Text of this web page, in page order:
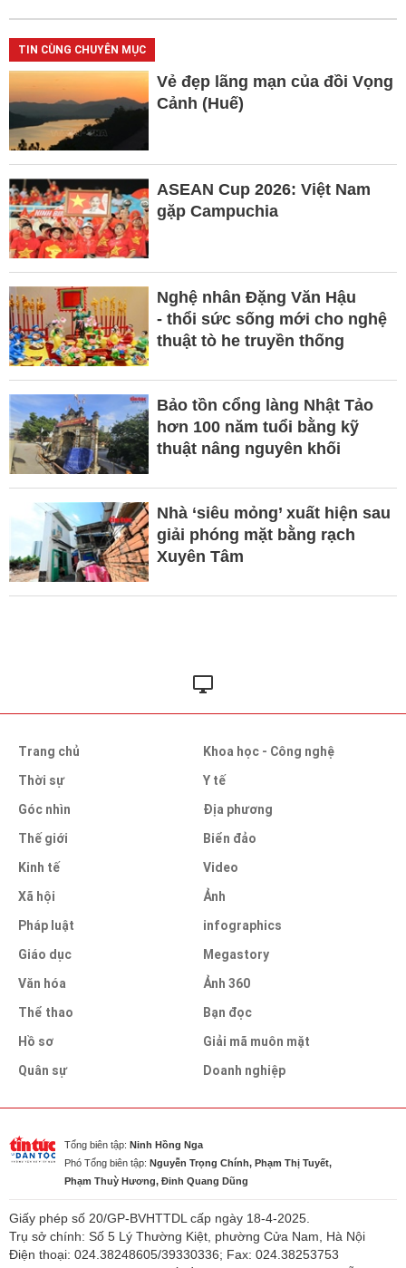
TIN CÙNG CHUYÊN MỤC
Vẻ đẹp lãng mạn của đồi Vọng
Cảnh (Huế)
ASEAN Cup 2026: Việt Nam
gặp Campuchia
Nghệ nhân Đặng Văn Hậu
- thổi sức sống mới cho nghệ
thuật tò he truyền thống
Bảo tồn cổng làng Nhật Tảo
hơn 100 năm tuổi bằng kỹ
thuật nâng nguyên khối
Nhà ‘siêu mỏng’ xuất hiện sau
giải phóng mặt bằng rạch
Xuyên Tâm
Trang chủ
Thời sự
Góc nhìn
Thế giới
Kinh tế
Xã hội
Pháp luật
Giáo dục
Văn hóa
Thể thao
Hồ sơ
Quân sự
Khoa học - Công nghệ
Y tế
Địa phương
Biển đảo
Video
Ảnh
infographics
Megastory
Ảnh 360
Bạn đọc
Giải mã muôn mặt
Doanh nghiệp
Tổng biên tập: Ninh Hồng Nga
Phó Tổng biên tập: Nguyễn Trọng Chính, Phạm Thị Tuyết,
Phạm Thuỳ Hương, Đinh Quang Dũng
Giấy phép số 20/GP-BVHTTDL cấp ngày 18-4-2025.
Trụ sở chính: Số 5 Lý Thường Kiệt, phường Cửa Nam, Hà Nội
Điện thoại: 024.38248605/39330336; Fax: 024.38253753